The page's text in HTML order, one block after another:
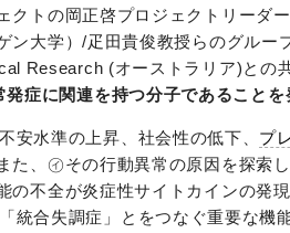
トの岡正啓プロジェクトリーダ
大学）/疋田貴俊教授らのグルー
Research (オーストラリア)との
症に関連を持つ分子であることを
安水準の上昇、社会性の低下、 プ
た、㋑その行動異常の原因を探索
の不全が炎症性サイトカインの発
統合失調症」とをつなぐ重要な機